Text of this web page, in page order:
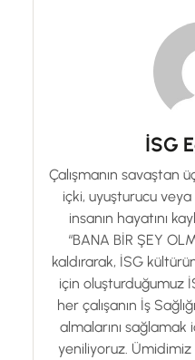
İSG
Çalışmanın savaştan
içki, uyuşturucu
insanın hayatını
“BANA BİR ŞEY
kaldırarak, İSG
için oluşturduğumuz
her çalışanın İş
almalarını
yeniliyoruz.